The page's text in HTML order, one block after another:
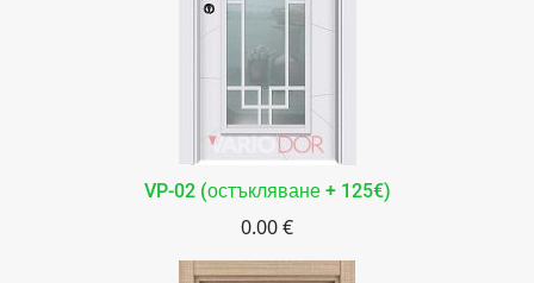
VP-02 (остъкляване + 125€)
0.00 €